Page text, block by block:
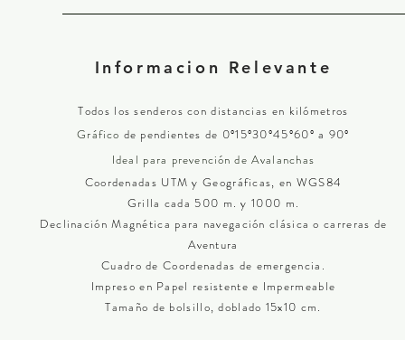
Informacion Relevante
Todos los senderos con distancias en kilómetros
Gráfico de pendientes de 0º15º30º45º60º a 90º
Ideal para prevención de Avalanchas
Coordenadas UTM y Geográficas, en WGS84
Grilla cada 500 m. y 1000 m.
Declinación Magnética para navegación clásica o carreras de
Aventura
Cuadro de Coordenadas de emergencia.
Impreso en Papel resistente e Impermeable
Tamaño de bolsillo, doblado 15x10 cm.